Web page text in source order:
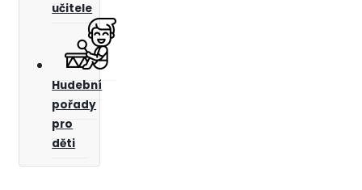
učitele
Hudební
pořady
pro
děti